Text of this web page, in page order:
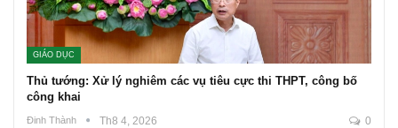
GIÁO DỤC
Thủ tướng: Xử lý nghiêm các vụ tiêu cực thi THPT, công bố
công khai
Đinh Thành Th8 4, 2026 0